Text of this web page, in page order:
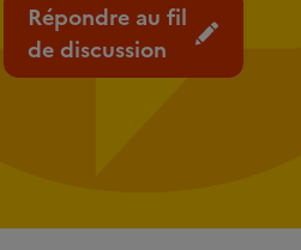
Répondre au fil
de discussion
suivante
page